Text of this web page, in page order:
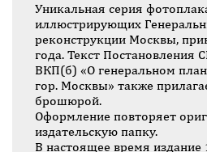
Уникальная серия
иллюстрирующих
реконструкции Москвы,
года. Текст Постановления
ВКП(б) «О генеральном
гор. Москвы» также
брошюрой.
Оформление повторяет
издательскую папку.
В настоящее время издание